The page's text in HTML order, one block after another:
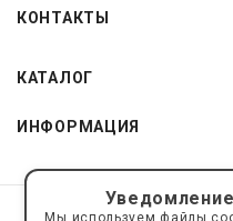
КОНТАКТЫ
КАТАЛОГ
ИНФОРМАЦИЯ
© 2019—2026 Интернет
Мы используем файлы